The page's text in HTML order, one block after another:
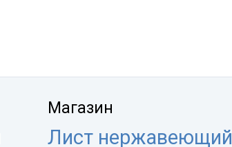
Магазин
Лист нержавеющий